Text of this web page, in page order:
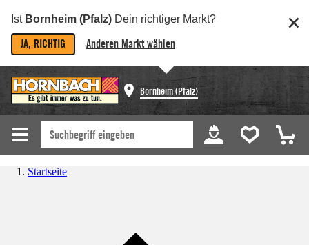
Ist Bornheim (Pfalz) Dein richtiger Markt?
JA, RICHTIG Anderen Markt wählen
Bornheim (Pfalz)
Startseite